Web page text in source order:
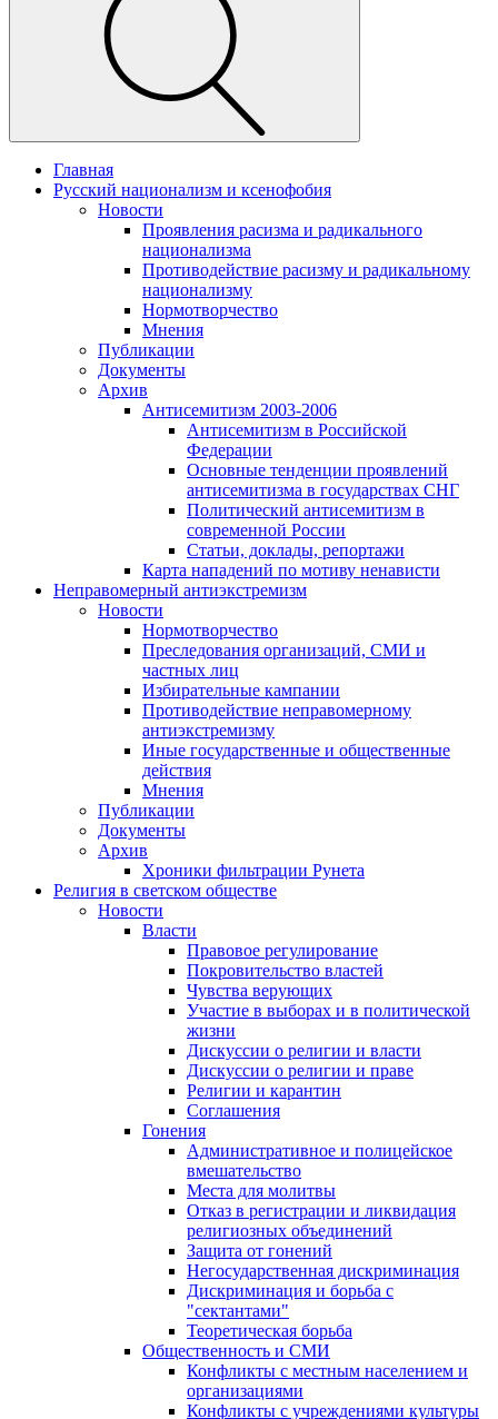
Главная
Русский национализм и ксенофобия
Новости
Проявления расизма и радикального
национализма
Противодействие расизму и радикальному
национализму
Нормотворчество
Мнения
Публикации
Документы
Архив
Антисемитизм 2003-2006
Антисемитизм в Российской
Федерации
Основные тенденции проявлений
антисемитизма в государствах СНГ
Политический антисемитизм в
современной России
Статьи, доклады, репортажи
Карта нападений по мотиву ненависти
Неправомерный антиэкстремизм
Новости
Нормотворчество
Преследования организаций, СМИ и
частных лиц
Избирательные кампании
Противодействие неправомерному
антиэкстремизму
Иные государственные и общественные
действия
Мнения
Публикации
Документы
Архив
Хроники фильтрации Рунета
Религия в светском обществе
Новости
Власти
Правовое регулирование
Покровительство властей
Чувства верующих
Участие в выборах и в политической
жизни
Дискуссии о религии и власти
Дискуссии о религии и праве
Религии и карантин
Соглашения
Гонения
Административное и полицейское
вмешательство
Места для молитвы
Отказ в регистрации и ликвидация
религиозных объединений
Защита от гонений
Негосударственная дискриминация
Дискриминация и борьба с
"сектантами"
Теоретическая борьба
Общественность и СМИ
Конфликты с местным населением и
организациями
Конфликты с учреждениями культуры